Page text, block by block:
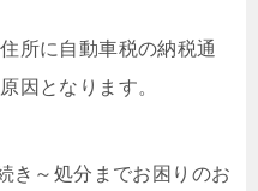
所に自動車税の納税通
因となります。
き～処分までお困りのお